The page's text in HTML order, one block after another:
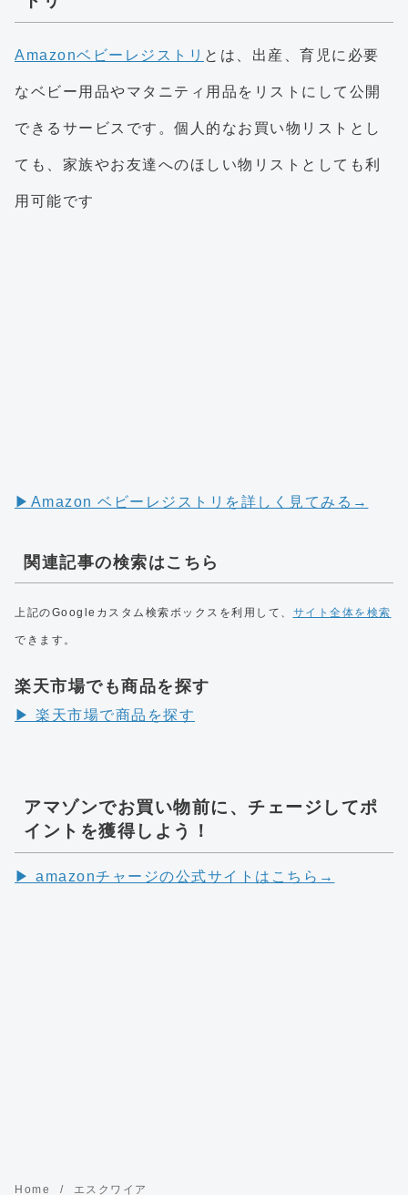
Amazonベビーレジストリ とは、出産、育児に必要
なベビー用品やマタニティ用品をリストにして公開
できるサービスです。個人的なお買い物リストとし
ても、家族やお友達へのほしい物リストとしても利
用可能です
▶︎Amazon ベビーレジストリを詳しく見てみる→
関連記事の検索はこちら
上記のGoogleカスタム検索ボックスを利用して、 サイト全体を検索
できます。
楽天市場でも商品を探す
▶︎ 楽天市場で商品を探す
アマゾンでお買い物前に、チェージしてポ
イントを獲得しよう！
▶︎ amazonチャージの公式サイトはこちら→
Home エスクワイア